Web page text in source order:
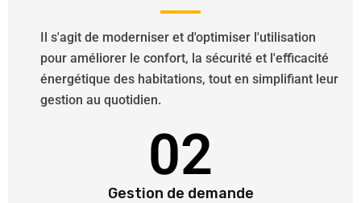
Il s'agit de moderniser et d'optimiser l'utilisation
pour améliorer le confort, la sécurité et l'efficacité
énergétique des habitations, tout en simplifiant leur
gestion au quotidien.
02
Gestion de demande